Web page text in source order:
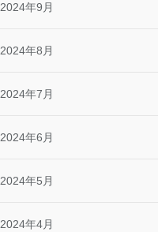
2024年9月
2024年8月
2024年7月
2024年6月
2024年5月
2024年4月